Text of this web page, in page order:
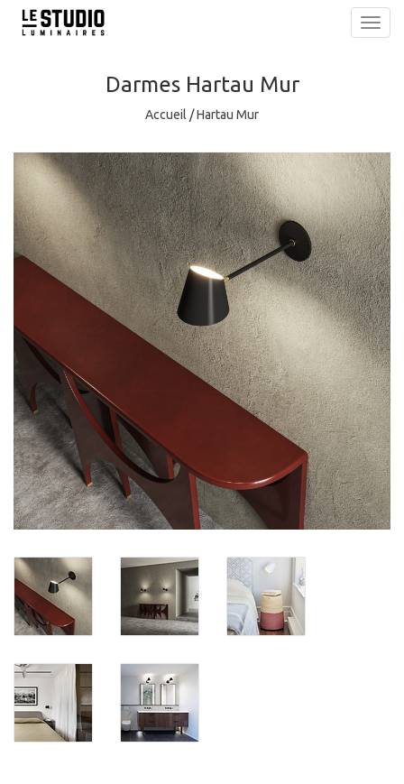
Darmes Hartau Mur
Accueil /Hartau Mur